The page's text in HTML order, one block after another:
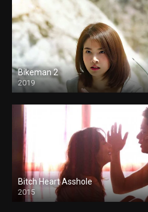
Bikeman 2
2019
Bitch Heart Asshole
2015